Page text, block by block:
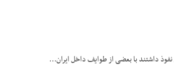
داشتند با بعضی از طوایف داخل ایران…